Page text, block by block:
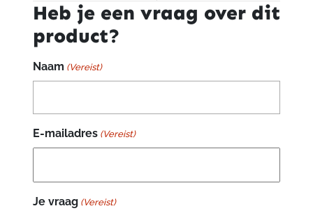
Heb je een vraag over dit
product?
Naam (Vereist)
E-mailadres (Vereist)
Je vraag (Vereist)